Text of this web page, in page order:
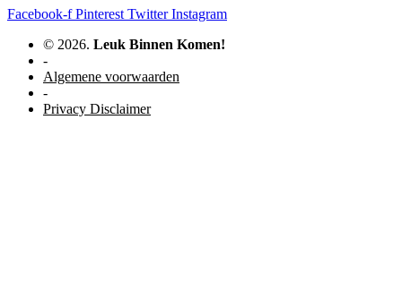
Facebook-f Pinterest Twitter Instagram
© 2026. Leuk Binnen Komen!
-
Algemene voorwaarden
-
Privacy Disclaimer